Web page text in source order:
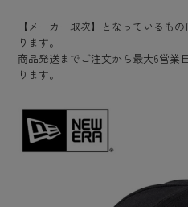
【メーカー取次】となっているも
ります。
商品発送までご注文から最大6営業
ります。